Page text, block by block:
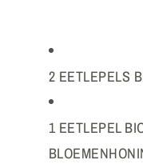
2 EETLEPELS
1 EETLEPEL